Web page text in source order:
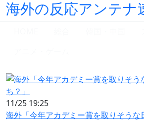
海外の反応アンテナ
11/25 19:25
海外「今年アカデミー賞を取りそうな